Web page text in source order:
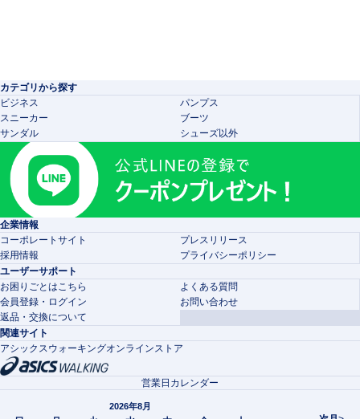
カテゴリから探す
ビジネス
パンプス
スニーカー
ブーツ
サンダル
シューズ以外
企業情報
コーポレートサイト
プレスリリース
採用情報
プライバシーポリシー
ユーザーサポート
お困りごとはこちら
よくある質問
会員登録・ログイン
お問い合わせ
返品・交換について
関連サイト
アシックスウォーキングオンラインストア
営業日カレンダー
2026年8月